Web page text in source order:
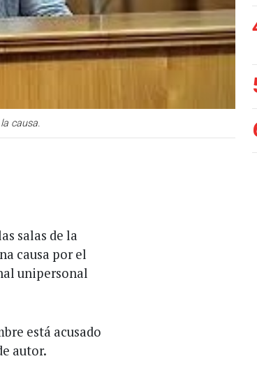
causa.
salas de la
causa por el
unipersonal
está acusado
autor.